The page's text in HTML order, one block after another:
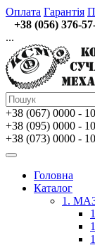
Оплата Гарантія
+38 (056) 376-
...
+38 (067) 0000 -
+38 (095) 0000 -
+38 (073) 0000 -
Головна
Каталог
1.